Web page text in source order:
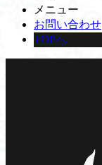
メニュー
お問い合わせ
TOPへ